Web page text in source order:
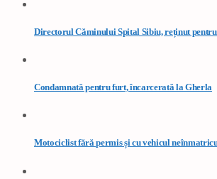
Directorul Căminului Spital Sibiu, reținut
Condamnată pentru furt, încarcerată la Gherla
Motociclist fără permis și cu vehicul